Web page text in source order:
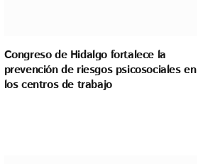
Congreso de Hidalgo fortalece la
prevención de riesgos psicosociales en
los centros de trabajo